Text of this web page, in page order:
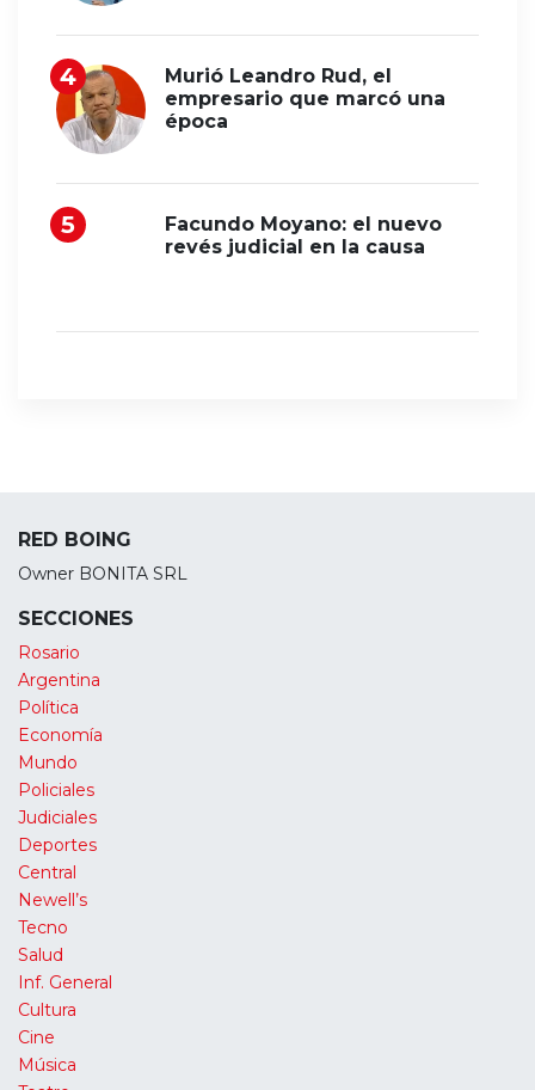
Murió Leandro Rud, el
empresario que marcó una
época
Facundo Moyano: el nuevo
revés judicial en la causa
RED BOING
Owner BONITA SRL
SECCIONES
Rosario
Argentina
Política
Economía
Mundo
Policiales
Judiciales
Deportes
Central
Newell’s
Tecno
Salud
Inf. General
Cultura
Cine
Música